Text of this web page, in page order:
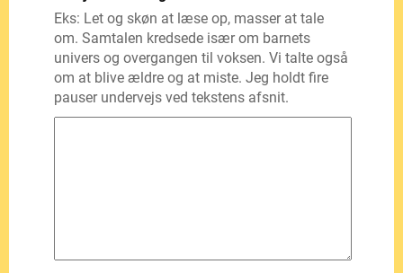
Eks: Let og skøn at læse op, masser at tale
om. Samtalen kredsede især om barnets
univers og overgangen til voksen. Vi talte også
om at blive ældre og at miste. Jeg holdt fire
pauser undervejs ved tekstens afsnit.